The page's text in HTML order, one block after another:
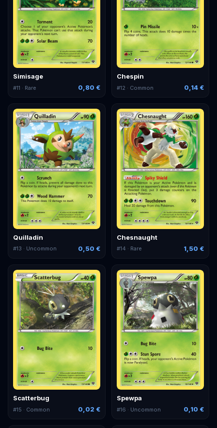
Simisage
#11 · Rare 0,80 €
Chespin
#12 · Common 0,14 €
Quilladin
#13 · Uncommon 0,50 €
Chesnaught
#14 · Rare 1,50 €
Scatterbug
#15 · Common 0,02 €
Spewpa
#16 · Uncommon 0,10 €